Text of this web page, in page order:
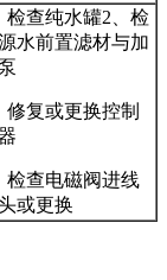
检查纯水罐2、检
水前置滤材与加
修复或更换控制
检查电磁阀进线
或更换